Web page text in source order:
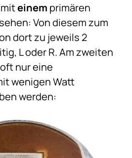
miteinem primären
Von diesem zum
dort zu jeweils 2
L oder R. Am zweiten
nur eine
wenigen Watt
werden: